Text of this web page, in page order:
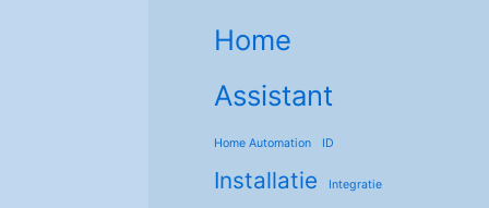
Home
Assistant
Home Automation ID
Installatie Integratie